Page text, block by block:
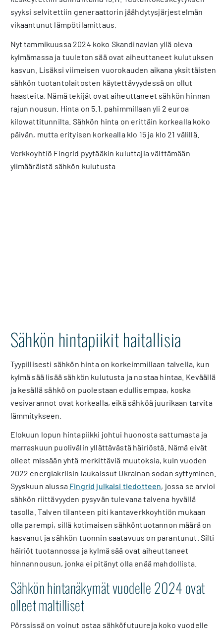
syyksi selvitettiin generaattorin jäähdytysjärjestelmän
vikaantunut lämpötilamittaus.
Nyt tammikuussa 2024 koko Skandinavian yllä oleva
kylmämassa ja tuuleton sää ovat aiheuttaneet kulutuksen
kasvun. Lisäksi viimeisen vuorokauden aikana yksittäisten
sähkön tuotantolaitosten käytettävyydessä on ollut
haasteita. Nämä tekijät ovat aiheuttaneet sähkön hinnan
rajun nousun. Hinta on 5.1. pahimmillaan yli 2 euroa
kilowattitunnilta. Sähkön hinta on erittäin korkealla koko
päivän, mutta erityisen korkealla klo 15 ja klo 21 välillä.
Verkkoyhtiö Fingrid pyytääkin kuluttajia välttämään
ylimääräistä sähkön kulutusta
Sähkön hintapiikit haitallisia
Tyypillisesti sähkön hinta on korkeimmillaan talvella, kun
kylmä sää lisää sähkön kulutusta ja nostaa hintaa. Keväällä
ja kesällä sähkö on puolestaan edullisempaa, koska
vesivarannot ovat korkealla, eikä sähköä juurikaan tarvita
lämmitykseen.
Elokuun lopun hintapiikki johtui huonosta sattumasta ja
marraskuun puolivälin yllättävästä häiriöstä. Nämä eivät
olleet missään yhtä merkittäviä muutoksia, kuin vuoden
2022 energiakriisin laukaissut Ukrainan sodan syttyminen.
Syyskuun alussa Fingrid julkaisi tiedotteen, jossa se arvioi
sähkön riittävyyden pysyvän tulevana talvena hyvällä
tasolla. Talven tilanteen piti kantaverkkoyhtiön mukaan
olla parempi, sillä kotimaisen sähköntuotannon määrä on
kasvanut ja sähkön tuonnin saatavuus on parantunut. Silti
häiriöt tuotannossa ja kylmä sää ovat aiheuttaneet
hinnannousun, jonka ei pitänyt olla enää mahdollista.
Sähkön hintanäkymät vuodelle 2024 ovat
olleet maltilliset
Pörssissä on voinut ostaa sähköfutuureja koko vuodelle